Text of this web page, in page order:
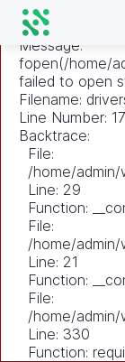
A PHP Error
Severity: Warning
Message:
fopen(/home/
failed to open
Filename:
Line Number:
Backtrace:
File:
/home/admin/
Line: 29
Function:
File:
/home/
Line: 21
Function:
File:
/home/admin/
Line: 330
Function: